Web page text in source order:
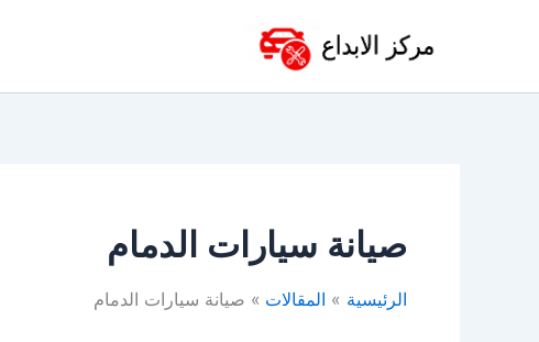
صيانة سيارات الدمام
الرئيسية المقالات صيانة سيارات الدمام